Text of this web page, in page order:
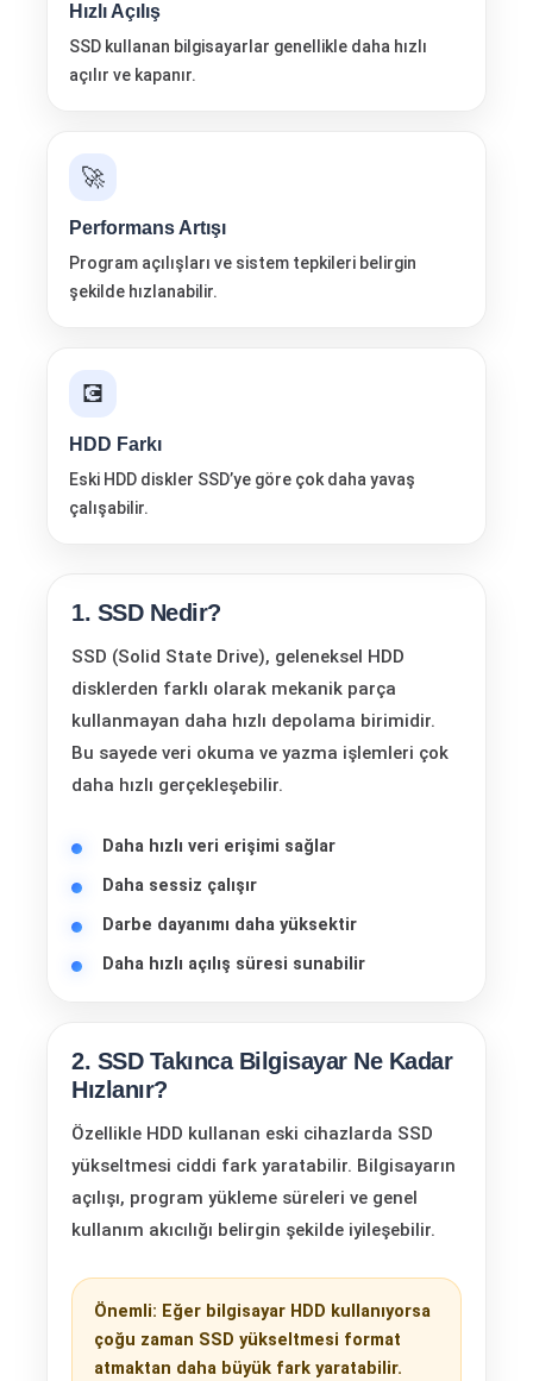
Hızlı Açılış
SSD kullanan bilgisayarlar genellikle daha hızlı
açılır ve kapanır.
🚀
Performans Artışı
Program açılışları ve sistem tepkileri belirgin
şekilde hızlanabilir.
💽
HDD Farkı
Eski HDD diskler SSD’ye göre çok daha yavaş
çalışabilir.
1. SSD Nedir?
SSD (Solid State Drive), geleneksel HDD
disklerden farklı olarak mekanik parça
kullanmayan daha hızlı depolama birimidir.
Bu sayede veri okuma ve yazma işlemleri çok
daha hızlı gerçekleşebilir.
Daha hızlı veri erişimi sağlar
Daha sessiz çalışır
Darbe dayanımı daha yüksektir
Daha hızlı açılış süresi sunabilir
2. SSD Takınca Bilgisayar Ne Kadar
Hızlanır?
Özellikle HDD kullanan eski cihazlarda SSD
yükseltmesi ciddi fark yaratabilir. Bilgisayarın
açılışı, program yükleme süreleri ve genel
kullanım akıcılığı belirgin şekilde iyileşebilir.
Önemli: Eğer bilgisayar HDD kullanıyorsa
çoğu zaman SSD yükseltmesi format
atmaktan daha büyük fark yaratabilir.